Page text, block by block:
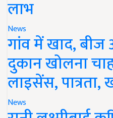
लाभ
News
गांव में खाद,
दुकान खोलना
लाइसेंस,
News